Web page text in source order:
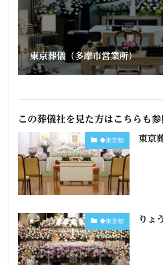
東京葬儀（多摩市営業所）
この葬儀社を見た方はこちらも
◆東京都 東京
◆東京都 りょ